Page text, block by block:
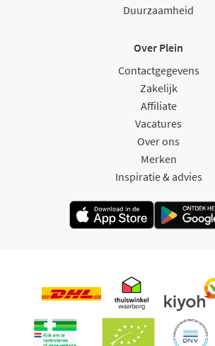
Duurzaamheid
Over Plein
Contactgegevens
Zakelijk
Affiliate
Vacatures
Over ons
Merken
Inspiratie & advies